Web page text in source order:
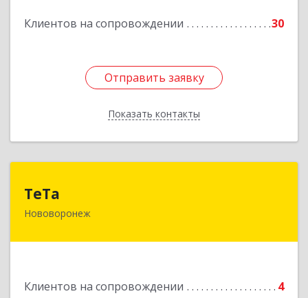
Клиентов на сопровождении 30
Отправить заявку
Показать контакты
Подробнее
Отправить заявку
Назад
ТеТа
Нововоронеж
Клиентов на сопровождении 4
396 073, Нововоронеж г, а/я, дом № 30